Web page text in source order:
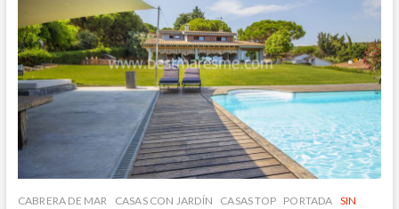
en
la
población
de
Cabrils,
baja
CABRERA DE MAR CASAS CON JARDÍN CASAS TOP PORTADA SIN